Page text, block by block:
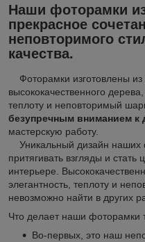
Наши фоторамки
прекрасное
неповторимого
качества.
Фоторамки изготовлены из
высококачественного
теплоту и неповторимый
безупречным вниманием к
мастерскую работу.
Уникальный дизайн наших
притягивать взгляды и
интерьере.
элегантность, теплоту и
невозможно найти в других
Что делает наши фоторамки
Во-первых, это наш